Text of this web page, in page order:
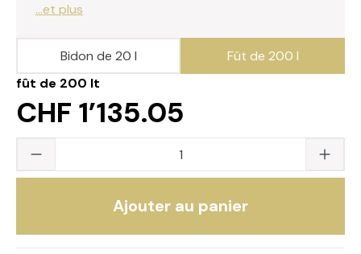
...et plus
fût de 200 lt
CHF 1’135.05
Bidon de 20 l Fût de 200 l
Quantité du produit : saisissez la valeur
Ajouter au panier